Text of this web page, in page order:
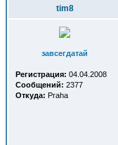
tim8
завсегдатай
Регистрация: 04.04.2008
Сообщений: 2377
Откуда: Praha